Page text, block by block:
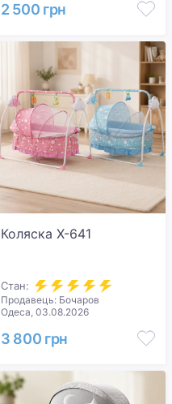
2 500 грн
Коляска X-641
Стан:
Продавець: Бочаров
Одеса, 03.08.2026
3 800 грн